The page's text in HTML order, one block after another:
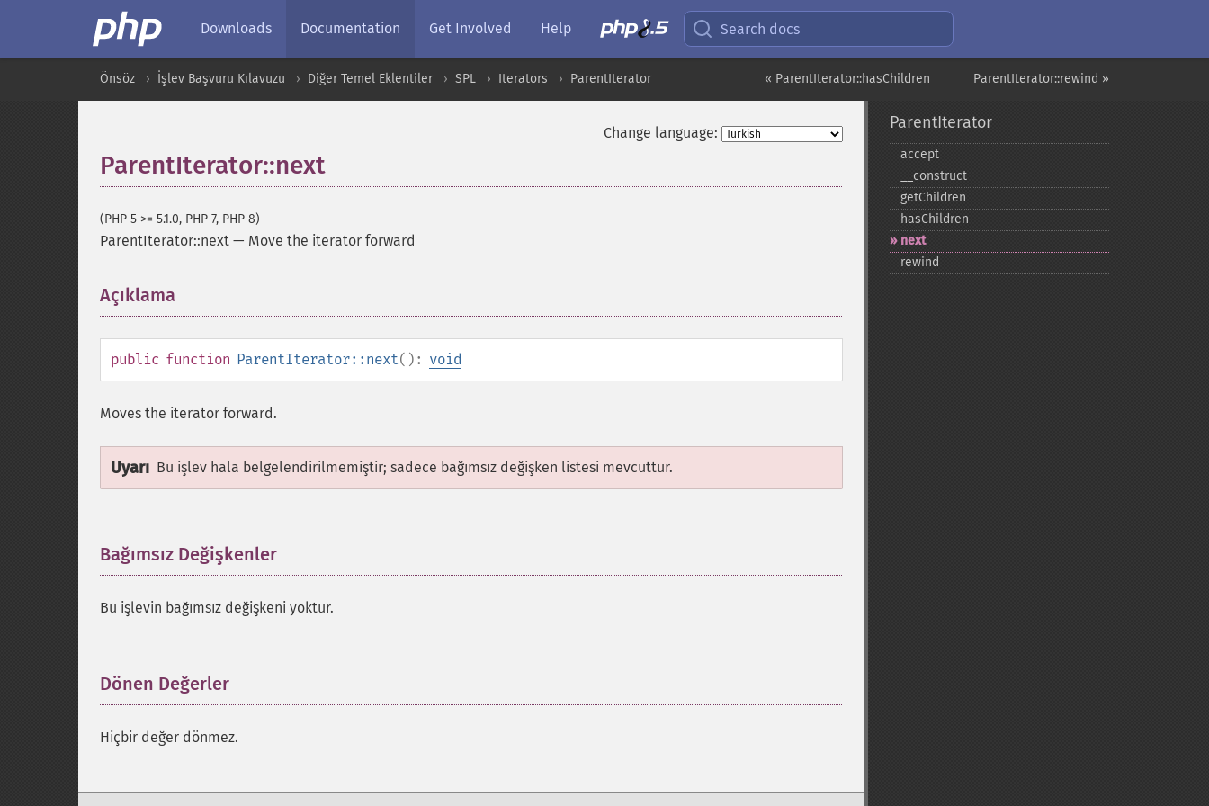
Downloads Documentation Get Involved Help Search docs
ParentIterator::rewind »
« ParentIterator::hasChildren
Önsöz İşlev Başvuru Kılavuzu Diğer Temel Eklentiler SPL Iterators ParentIterator
Change language:
ParentIterator::next
(PHP 5 >= 5.1.0, PHP 7, PHP 8)
ParentIterator::next — Move the iterator forward
Açıklama
public function ParentIterator::next(): void
Moves the iterator forward.
Uyarı Bu işlev hala belgelendirilmemiştir; sadece bağımsız değişken listesi mevcuttur.
Bağımsız Değişkenler
Bu işlevin bağımsız değişkeni yoktur.
Dönen Değerler
Hiçbir değer dönmez.
ParentIterator
accept
_​_​construct
getChildren
hasChildren
next
rewind